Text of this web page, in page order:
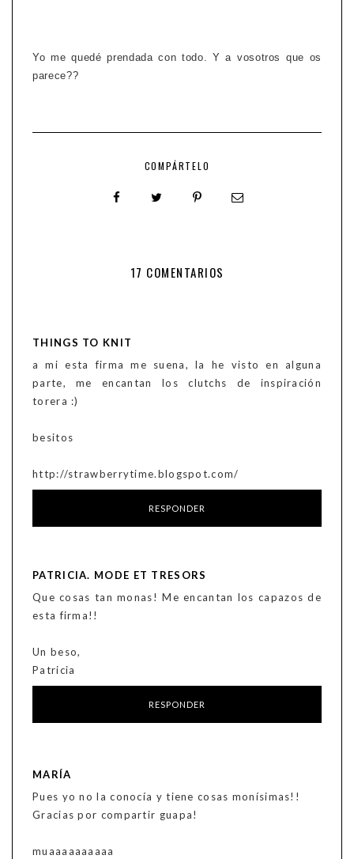
Yo me quedé prendada con todo. Y a vosotros que os
parece??
COMPÁRTELO
17 COMENTARIOS
THINGS TO KNIT
a mi esta firma me suena, la he visto en alguna
parte, me encantan los clutchs de inspiración
torera :)
besitos
http://strawberrytime.blogspot.com/
RESPONDER
PATRICIA. MODE ET TRESORS
Que cosas tan monas! Me encantan los capazos de
esta firma!!
Un beso,
Patricia
RESPONDER
MARÍA
Pues yo no la conocía y tiene cosas monísimas!!
Gracias por compartir guapa!
muaaaaaaaaaa